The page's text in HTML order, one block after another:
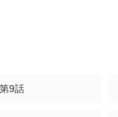
第9話